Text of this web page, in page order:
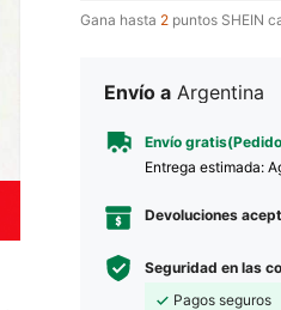
Gana hasta 2 puntos SHEIN
Envío a Argentina
Envío
Entrega estimada:
Devoluciones
Seguridad en las
Pagos seguros